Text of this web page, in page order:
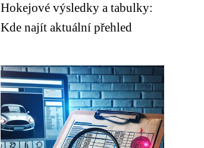
Hokejové výsledky a tabulky:
Kde najít aktuální přehled